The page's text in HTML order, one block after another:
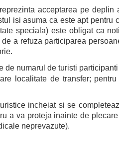
acceptarea pe
isi asuma ca este apt
speciala) este obligat ca
a refuza participarea
numarul de turisti
localitate de transfer;
incheiat si se
a va proteja inainte de
neprevazute).